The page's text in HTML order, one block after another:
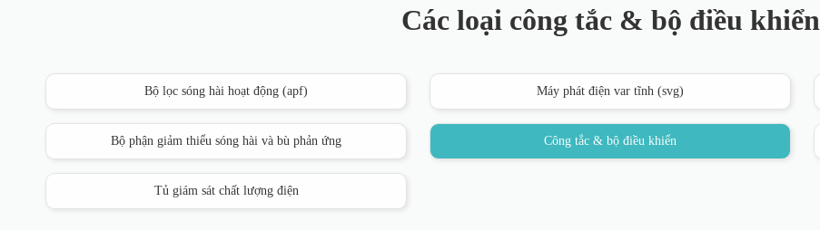
Các loại công tắc & bộ điều khiển
Bộ lọc sóng hài hoạt động (apf) Máy phát điện var tĩnh (svg)
Bộ phận giảm thiểu sóng hài và bù phản ứng Công tắc & bộ điều khiển
Tủ giám sát chất lượng điện